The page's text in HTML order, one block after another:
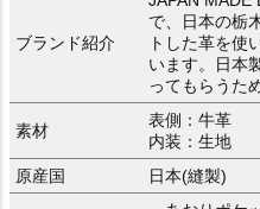
ブランド紹介
で、日本の栃
トした革を使
います。日本
ってもらうた
素材
表側：牛革
内装：生地
原産国
日本(縫製)